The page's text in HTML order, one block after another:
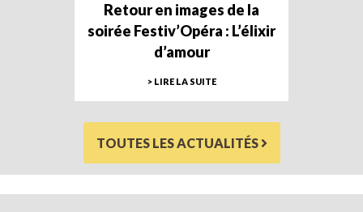
Retour en images de la
soirée Festiv’Opéra : L’élixir
d’amour
> LIRE LA SUITE
TOUTES LES ACTUALITÉS